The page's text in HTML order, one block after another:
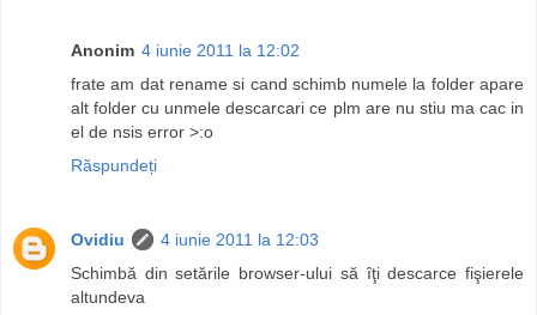
Anonim 4 iunie 2011 la 12:02
frate am dat rename si cand schimb numele la folder apare
alt folder cu unmele descarcari ce plm are nu stiu ma cac in
el de nsis error >:o
Răspundeți
Ovidiu
4 iunie 2011 la 12:03
Schimbă din setările browser-ului să îţi descarce fişierele
altundeva